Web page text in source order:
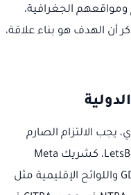
الجغرافية،
الهدف هو بناء علاقة،
يجب الالتزام الصارم
بقوانين حماية البيانات والخصوصية. LetsBot، كشريك Meta
Business معتمد، يضمن الامتثال لـ GDPR واللوائح الإقليمية مثل